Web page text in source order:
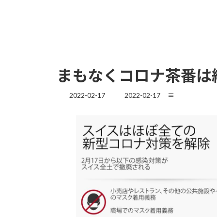
まもなくコロナ茶番は
2022-02-17
最
新
日
時
2022-02-17 ≡